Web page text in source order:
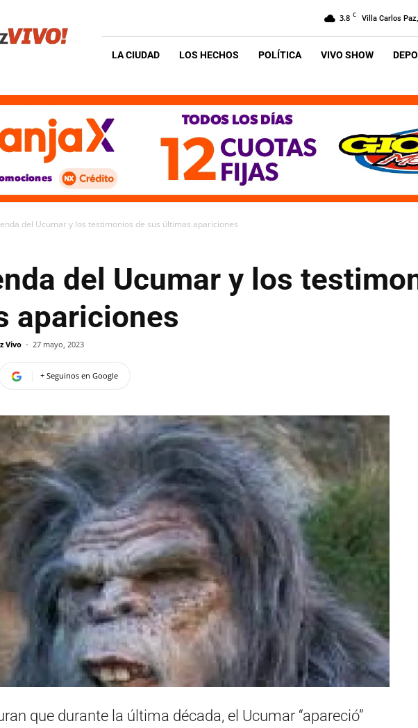
3.8 C Villa Carlos
LA CIUDAD LOS HECHOS POLÍTICA VIVO SHOW
del Ucumar y los testimonios de sus últimas apariciones
del Ucumar y los
apariciones
Vivo - 27 mayo, 2023
+ Seguinos en Google
que durante la última década, el Ucumar “apareció”